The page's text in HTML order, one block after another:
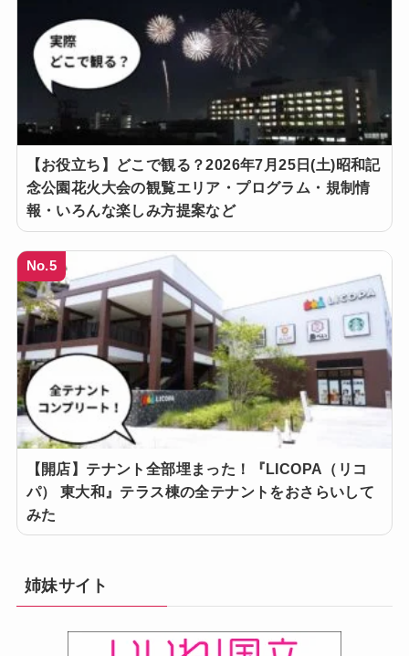
【お役立ち】どこで観る？2026年7月25日(土)昭和記
念公園花火大会の観覧エリア・プログラム・規制情
報・いろんな楽しみ方提案など
No.5
【開店】テナント全部埋まった！『LICOPA（リコ
パ） 東大和』テラス棟の全テナントをおさらいして
みた
姉妹サイト